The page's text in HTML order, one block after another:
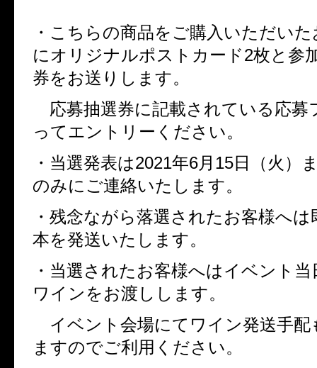
・こちらの商品をご購入いただい
にオリジナルポストカード2枚と参
券をお送りします。
応募抽選券に記載されている応募
ってエントリーください。
・当選発表は2021年6月 15日（火）
のみにご連絡いたします。
・残念ながら落選されたお客様へ
本を発送いたします。
・当選されたお客様へはイベント
ワインをお渡しします。
イベント会場にてワイン発送手配
ますのでご利用ください。